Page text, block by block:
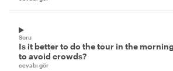
Soru
Is it better to do the tour in the
to avoid crowds?
cevabı gör